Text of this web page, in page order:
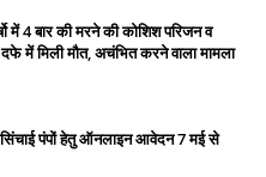
में 4 बार की मरने की कोशिश परिजन व
में मिली मौत, अचंभित करने वाला मामला
पंपों हेतु ऑनलाइन आवेदन 7 मई से